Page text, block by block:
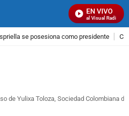
EN VIVO
Señal Visual Radio
se posesiona como presidente
de Yulixa Toloza, Sociedad Colombiana